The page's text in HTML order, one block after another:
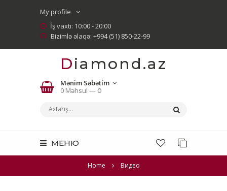
My profile
İş vaxtı: 10:00 - 20:00
Bizimlə əlaqə: +994 (51) 850-22-99
Diamond.az
Mənim Səbətim
0 Məhsul —0
МЕНЮ
Home Видео